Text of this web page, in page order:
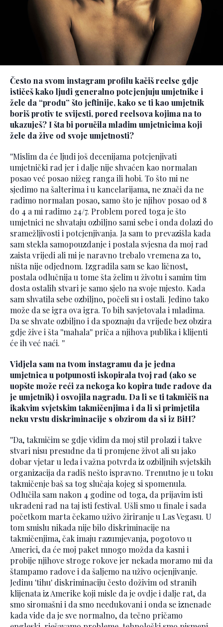
Često na svom instagram profilu kačiš reelse gdje
ističeš kako ljudi generalno potcjenjuju umjetnike i
žele da “prođu” što jeftinije, kako se ti kao umjetnik
boriš protiv te svijesti, pored reelsova kojima na to
ukazuješ? I šta bi poručila mladim umjetnicima koji
žele da žive od svoje umjetnosti?
''Mislim da će ljudi još decenijama potcjenjivati
umjetnički rad jer i dalje nije shvaćen kao normalan
posao već posao nižeg ranga ili hobi. To što mi ne
sjedimo na šalterima i u kancelarijama, ne znači da ne
radimo normalan posao, samo što je njihov posao od 8
do 4 a mi radimo 24/7. Problem pored toga je što
umjetnici ne shvataju ozbiljno sami sebe i onda dolazi do
sramežljivosti i potcjenjivanja. Ja sam to prevazišla kada
sam stekla samopouzdanje i postala svjesna da moj rad
zaista vrijedi ali mi je naravno trebalo vremena za to,
ništa nije odjednom. Izgradila sam se kao ličnost,
postala odlučnija u tome šta želim u životu i samim tim
dosta ostalih stvari je samo sjelo na svoje mjesto. Kada
sam shvatila sebe ozbiljno, počeli su i ostali. Jedino tako
može da se igra ova igra. To bih savjetovala i mladima.
Da se shvate ozbiljno i da spoznaju da vrijede bez obzira
gdje žive i šta ''mahala'' priča a njihova publika i klijenti
će ih već naći. ''
Vidjela sam na tvom instagramu da je jedna
umjetnica u potpunosti iskopirala tvoj rad (ako se
uopšte može reći za nekoga ko kopira tuđe radove da
je umjetnik) i osvojila nagradu. Da li se ti takmičiš na
ikakvim svjetskim takmičenjima i da li si primjetila
neku vrstu diskriminacije s obzirom da si iz BiH?
''Da, takmičim se gdje vidim da moj stil prolazi i takve
stvari nisu presudne da ti promjene život ali su jako
dobar vjetar u leđa i važna potvrda iz ozbiljnih svjetskih
organizacija da radiš nešto ispravno. Trenutno je u toku
takmičenje baš sa tog slučaja kojeg si spomenula.
Odlučila sam nakon 4 godine od toga, da prijavim isti
ukradeni rad na taj isti festival. Ušli smo u finale i sada
početkom marta čekamo uživo žiriranje u Las Vegasu. U
tom smislu nikada nije bilo diskriminacije na
takmičenjima, čak imaju razumjevanja, pogotovo u
Americi, da će moj paket mnogo možda da kasni i
probije njihove stroge rokove jer nekada moramo mi da
štampamo radove i da šaljemo na uživo ocjenjivanje.
Jedinu 'tihu' diskriminaciju često doživim od stranih
klijenata iz Amerike koji misle da je ovdje i dalje rat, da
smo siromašni i da smo needukovani i onda se iznenade
kada vide da je sve normalno, da tečno pričamo